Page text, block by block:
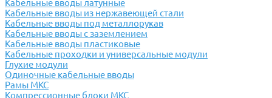
Кабельные вводы латунные
Кабельные вводы из нержавеющей стали
Кабельные вводы под металлорукав
Кабельные вводы с заземлением
Кабельные вводы пластиковые
Кабельные проходки и универсальные модули
Глухие модули
Одиночные кабельные вводы
Рамы МКС
Компрессионные блоки МКС